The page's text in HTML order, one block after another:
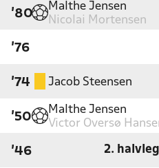
'80
Malthe Jensen
Nicolai Mortensen
'76
'74 Jacob Steensen
'50
Malthe Jensen
Victor Oversø
'46 2.